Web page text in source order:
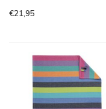
€21,95